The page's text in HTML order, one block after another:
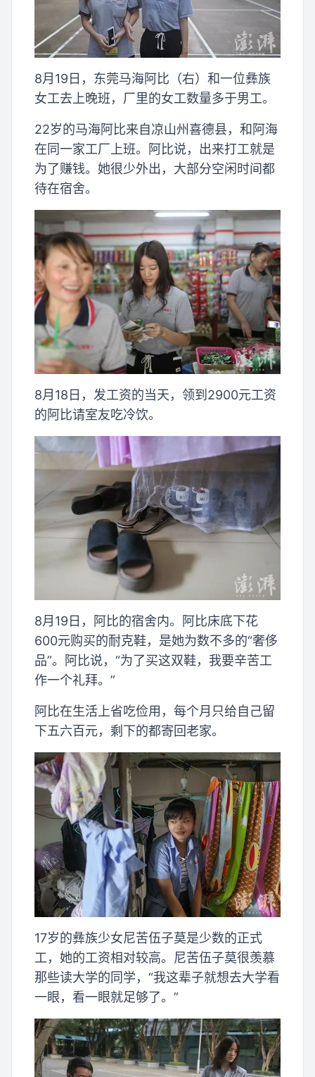
8月19日，东莞马海阿比（右）和一位彝族
女工去上晚班，厂里的女工数量多于男工。
22岁的马海阿比来自凉山州喜德县，和阿海
在同一家工厂上班。阿比说，出来打工就是
为了赚钱。她很少外出，大部分空闲时间都
待在宿舍。
8月18日，发工资的当天，领到2900元工资
的阿比请室友吃冷饮。
8月19日，阿比的宿舍内。阿比床底下花
600元购买的耐克鞋，是她为数不多的“奢侈
品”。阿比说，“为了买这双鞋，我要辛苦工
作一个礼拜。”
阿比在生活上省吃俭用，每个月只给自己留
下五六百元，剩下的都寄回老家。
17岁的彝族少女尼苦伍子莫是少数的正式
工，她的工资相对较高。尼苦伍子莫很羡慕
那些读大学的同学，“我这辈子就想去大学看
一眼，看一眼就足够了。”